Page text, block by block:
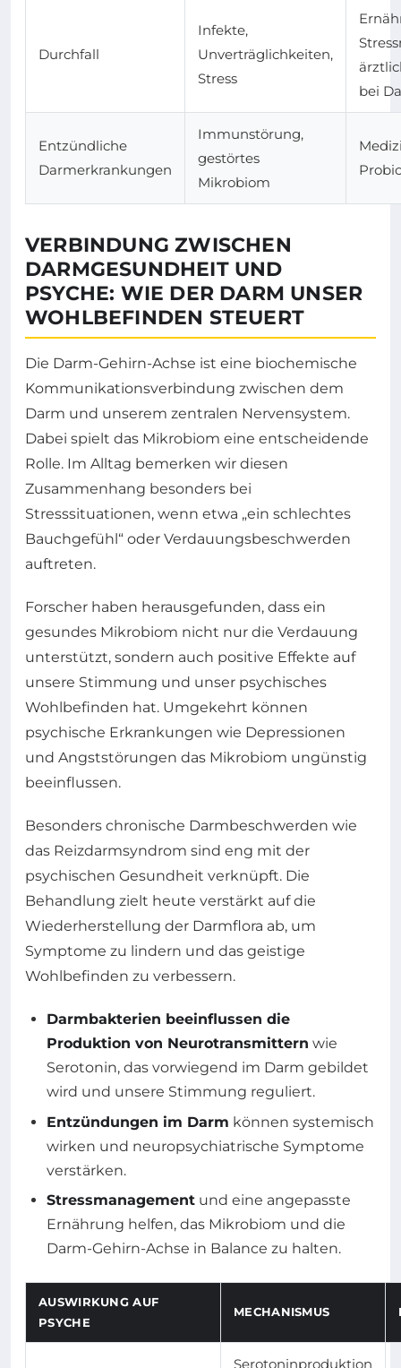
Durchfall
Infekte,
Unverträglichkeiten,
Stress
bei
Entzündliche
Darmerkrankungen
Immunstörung,
gestörtes
Mikrobiom
VERBINDUNG ZWISCHEN
DARMGESUNDHEIT UND
PSYCHE: WIE DER DARM UNSER
WOHLBEFINDEN STEUERT
Die Darm-Gehirn-Achse ist eine biochemische
Kommunikationsverbindung zwischen dem
Darm und unserem zentralen Nervensystem.
Dabei spielt das Mikrobiom eine entscheidende
Rolle. Im Alltag bemerken wir diesen
Zusammenhang besonders bei
Stresssituationen, wenn etwa „ein schlechtes
Bauchgefühl“ oder Verdauungsbeschwerden
auftreten.
Forscher haben herausgefunden, dass ein
gesundes Mikrobiom nicht nur die Verdauung
unterstützt, sondern auch positive Effekte auf
unsere Stimmung und unser psychisches
Wohlbefinden hat. Umgekehrt können
psychische Erkrankungen wie Depressionen
und Angststörungen das Mikrobiom ungünstig
beeinflussen.
Besonders chronische Darmbeschwerden wie
das Reizdarmsyndrom sind eng mit der
psychischen Gesundheit verknüpft. Die
Behandlung zielt heute verstärkt auf die
Wiederherstellung der Darmflora ab, um
Symptome zu lindern und das geistige
Wohlbefinden zu verbessern.
Darmbakterien beeinflussen die
Produktion von Neurotransmittern wie
Serotonin, das vorwiegend im Darm gebildet
wird und unsere Stimmung reguliert.
Entzündungen im Darm können systemisch
wirken und neuropsychiatrische Symptome
verstärken.
Stressmanagement und eine angepasste
Ernährung helfen, das Mikrobiom und die
Darm-Gehirn-Achse in Balance zu halten.
AUSWIRKUNG AUF
PSYCHE
MECHANISMUS
Serotoninproduktion